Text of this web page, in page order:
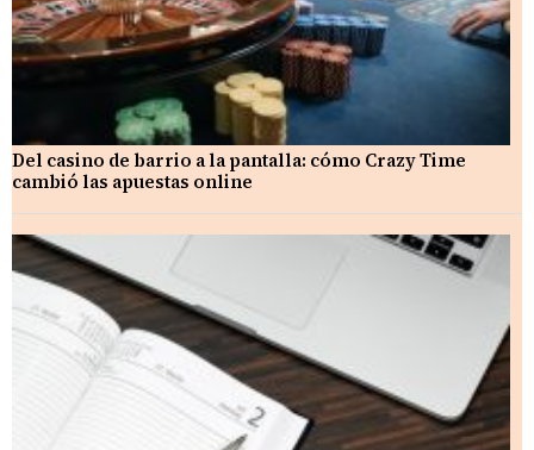
Del casino de barrio a la pantalla: cómo Crazy Time
cambió las apuestas online